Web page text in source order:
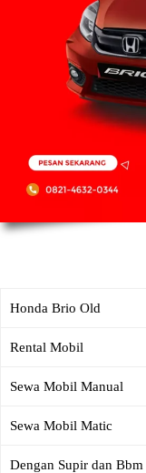
Honda Brio Old
Rental Mobil
Sewa Mobil Manual
Sewa Mobil Matic
Dengan Supir dan Bbm